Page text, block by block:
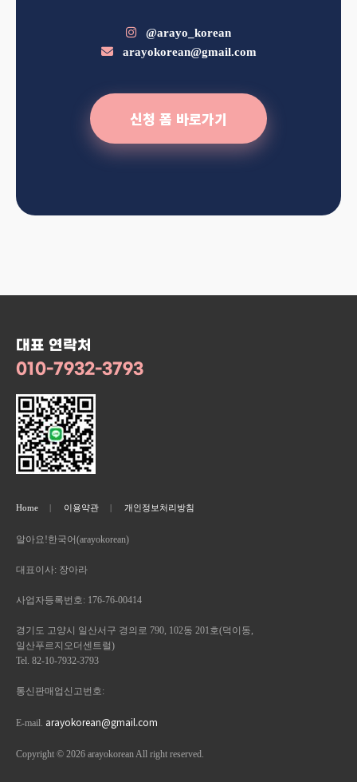
@arayo_korean
arayokorean@gmail.com
신청 폼 바로가기
대표 연락처
010-7932-3793
Home 이용약관 개인정보처리방침
알아요!한국어(arayokorean)
대표이사: 장아라
사업자등록번호: 176-76-00414
경기도 고양시 일산서구 경의로 790, 102동 201호(덕이동,
일산푸르지오더센트럴)
Tel. 82-10-7932-3793
통신판매업신고번호:
E-mail. arayokorean@gmail.com
Copyright © 2026 arayokorean All right reserved.